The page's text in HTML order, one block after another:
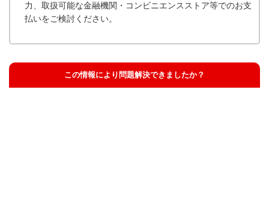
力、取扱可能な金融機関・コンビニエンスストア等でのお支
払いをご検討ください。
この情報により問題解決できましたか？